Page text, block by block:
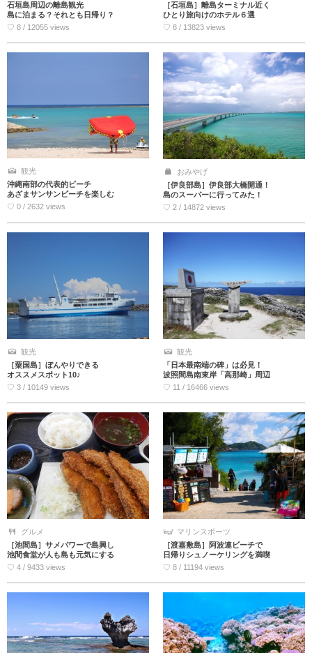
石垣島周辺の離島観光
島に泊まる？それとも日帰り？
♡ 8 / 12055 views
［石垣島］離島ターミナル近く
ひとり旅向けのホテル６選
♡ 8 / 13823 views
観光
沖縄南部の代表的ビーチ
あざまサンサンビーチを楽しむ
♡ 0 / 2632 views
おみやげ
［伊良部島］伊良部大橋開通！
島のスーパーに行ってみた！
♡ 2 / 14872 views
観光
［粟国島］ぼんやりできる
オススメスポット10♪
♡ 3 / 10149 views
観光
「日本最南端の碑」は必見！
波照間島南東岸「高那崎」周辺
♡ 11 / 16466 views
グルメ
［池間島］サメパワーで島興し
池間食堂が人も島も元気にする
♡ 4 / 9433 views
マリンスポーツ
［渡嘉敷島］阿波連ビーチで
日帰りシュノーケリングを満喫
♡ 8 / 11194 views